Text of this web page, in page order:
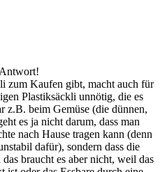
zum Kaufen gibt, macht auch für
Plastiksäckli unnötig, die es
z.B. beim Gemüse (die dünnen,
es ja nicht darum, dass man
nach Hause tragen kann (denn
dafür), sondern dass die
braucht es aber nicht, weil das